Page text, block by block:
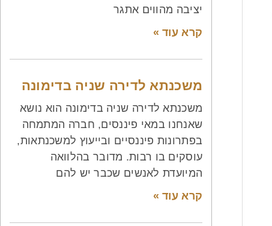
יציבה מהווים אתגר
קרא עוד »
משכנתא לדירה שניה בדימונה
משכנתא לדירה שניה בדימונה הוא נושא
שאנחנו במאי פיננסים, חברה המתמחה
בפתרונות פיננסיים ובייעוץ למשכנתאות,
עוסקים בו רבות. מדובר בהלוואה
המיועדת לאנשים שכבר יש להם
קרא עוד »